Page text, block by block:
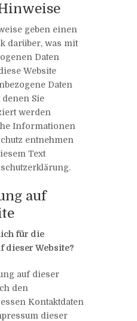
geben einen
darüber, was mit
Daten
Website
Daten
Sie
werden
Informationen
entnehmen
Text
auf
für die
dieser Website?
auf dieser
den
Kontaktdaten
dieser